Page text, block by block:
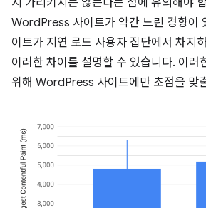
시 가리키지는 않는다는 점에 유의해야
WordPress 사이트가 약간 느린 경향이
이트가 지연 로드 사용자 집단에서 차지
이러한 차이를 설명할 수 있습니다. 이러
위해 WordPress 사이트에만 초점을 맞